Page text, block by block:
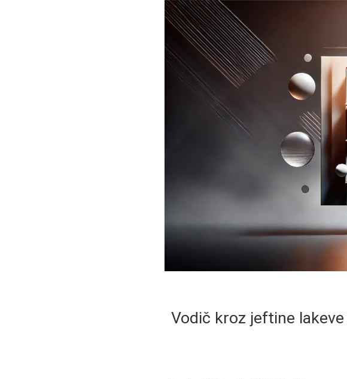
Vodič kroz jeftine